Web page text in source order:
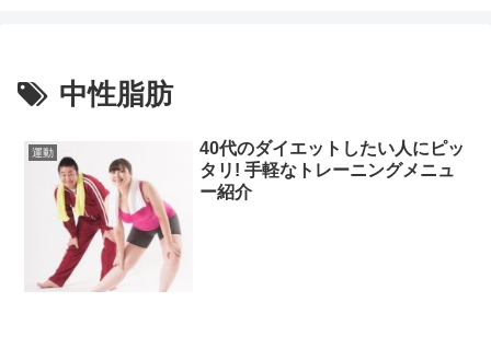
中性脂肪
運動
40代のダイエットしたい人にピッ
タリ! 手軽なトレーニングメニュ
ー紹介